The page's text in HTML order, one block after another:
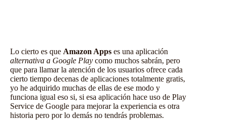
Lo cierto es que Amazon Apps es una aplicación
alternativa a Google Play como muchos sabrán, pero
que para llamar la atención de los usuarios ofrece cada
cierto tiempo decenas de aplicaciones totalmente gratis,
yo he adquirido muchas de ellas de ese modo y
funciona igual eso si, si esa aplicación hace uso de Play
Service de Google para mejorar la experiencia es otra
historia pero por lo demás no tendrás problemas.